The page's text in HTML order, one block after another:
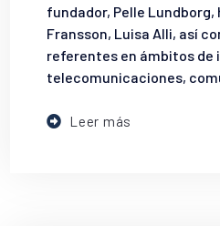
fundador, Pelle
Fransson, Luisa Alli, así
referentes en ámbitos de
telecomunicaciones,
Leer más